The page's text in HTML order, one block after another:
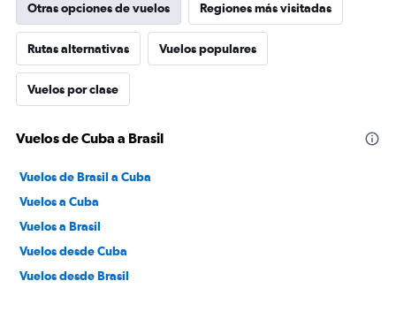
Otras opciones de vuelos Regiones más visitadas
Rutas alternativas Vuelos populares
Vuelos por clase
Vuelos de Cuba a Brasil
Vuelos de Brasil a Cuba
Vuelos a Cuba
Vuelos a Brasil
Vuelos desde Cuba
Vuelos desde Brasil